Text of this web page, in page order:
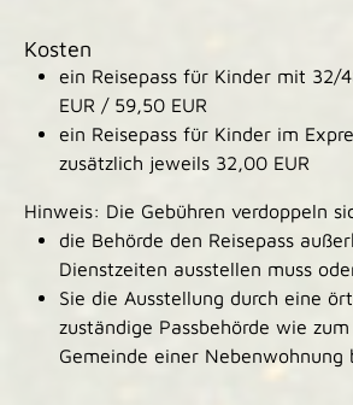
Kosten
ein Reisepass für Kinder mit 32/
EUR / 59,50 EUR
ein Reisepass für Kinder im
zusätzlich jeweils 32,00 EUR
Hinweis: Die Gebühren verdoppeln
die Behörde den Reisepass
Dienstzeiten ausstellen muss
Sie die Ausstellung durch eine
zuständige Passbehörde wie
Gemeinde einer Nebenwohnung